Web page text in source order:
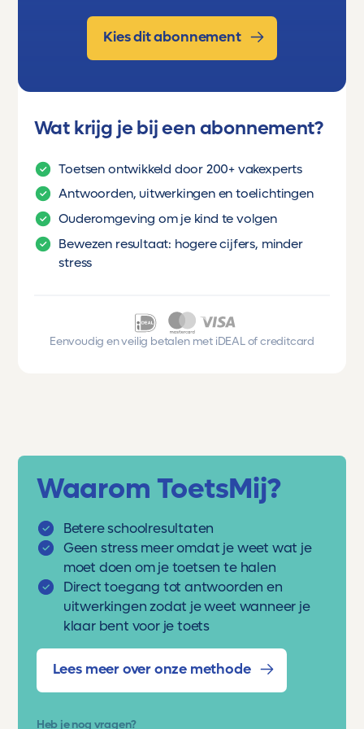
Kies dit abonnement
Wat krijg je bij een abonnement?
Toetsen ontwikkeld door 200+ vakexperts
Antwoorden, uitwerkingen en toelichtingen
Ouderomgeving om je kind te volgen
Bewezen resultaat: hogere cijfers, minder
stress
Eenvoudig en veilig betalen met iDEAL of creditcard
Waarom ToetsMij?
Betere schoolresultaten
Geen stress meer omdat je weet wat je
moet doen om je toetsen te halen
Direct toegang tot antwoorden en
uitwerkingen zodat je weet wanneer je
klaar bent voor je toets
Lees meer over onze methode
Heb je nog vragen?